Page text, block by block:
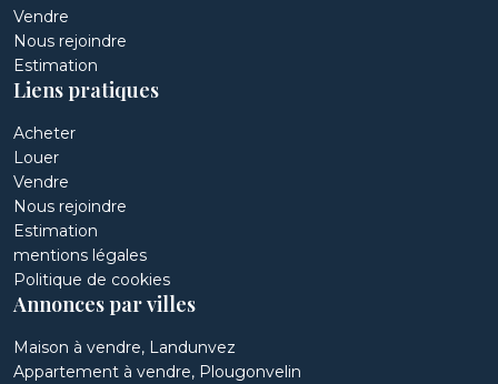
Vendre
Nous rejoindre
Estimation
Liens pratiques
Acheter
Louer
Vendre
Nous rejoindre
Estimation
mentions légales
Politique de cookies
Annonces par villes
Maison à vendre, Landunvez
Appartement à vendre, Plougonvelin